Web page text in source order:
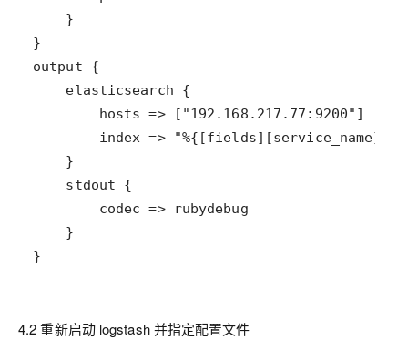
}
4.2 重新启动 logstash 并指定配置文件